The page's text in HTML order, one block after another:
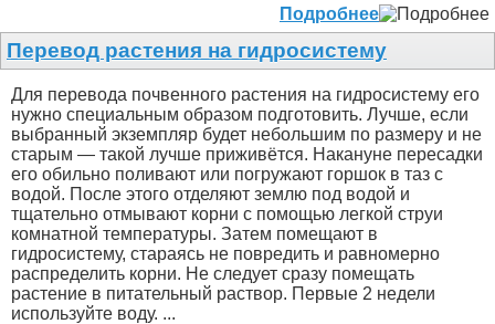
Подробнее
Перевод растения на гидросистему
Для перевода почвенного растения на гидросистему его
нужно специальным образом подготовить. Лучше, если
выбранный экземпляр будет небольшим по размеру и не
старым — такой лучше приживётся. Накануне пересадки
его обильно поливают или погружают горшок в таз с
водой. После этого отделяют землю под водой и
тщательно отмывают корни с помощью легкой струи
комнатной температуры. Затем помещают в
гидросистему, стараясь не повредить и равномерно
распределить корни. Не следует сразу помещать
растение в питательный раствор. Первые 2 недели
используйте воду. ...